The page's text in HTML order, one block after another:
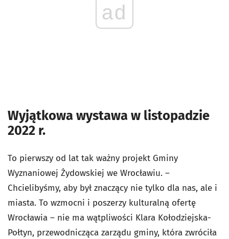
ad
Wyjątkowa wystawa w listopadzie
2022 r.
To pierwszy od lat tak ważny projekt Gminy
Wyznaniowej Żydowskiej we Wrocławiu. –
Chcielibyśmy, aby był znaczący nie tylko dla nas, ale i
miasta. To wzmocni i poszerzy kulturalną ofertę
Wrocławia – nie ma wątpliwości Klara Kołodziejska-
Połtyn, przewodnicząca zarządu gminy, która zwróciła